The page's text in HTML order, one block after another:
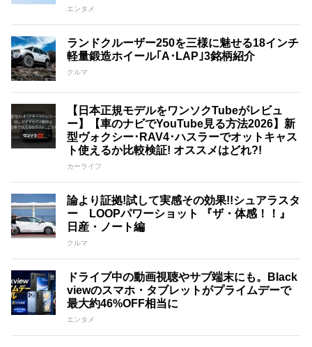
エンタメ
ランドクルーザー250を三様に魅せる18インチ
軽量鍛造ホイール｢A･LAP｣3銘柄紹介
クルマ
【日本正規モデルをワンソクTubeがレビュ
ー】【車のナビでYouTube見る方法2026】新
型ヴォクシー･RAV4･ハスラーでオットキャス
ト使えるか比較検証! オススメはどれ?!
カーライフ
論より証拠!試して実感その効果!!シュアラスタ
ー LOOPパワーショット 『ザ・体感！！』
日産・ノート編
クルマ
ドライブ中の動画視聴やサブ端末にも。Black
viewのスマホ・タブレットがプライムデーで
最大約46%OFF相当に
エンタメ